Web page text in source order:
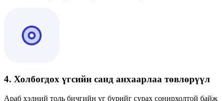
4. Холбогдох үгсийн санд анхаарлаа төвлөрүүл
Араб хэлний толь бичгийн үг бүрийг сурах сонирхолтой байж